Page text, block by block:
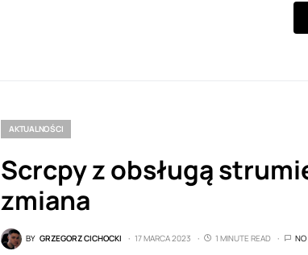
AKTUALNOŚCI
Scrcpy z obsługą
zmiana
BY GRZEGORZ CICHOCKI 17 MARCA 2023 1 MINUTE READ